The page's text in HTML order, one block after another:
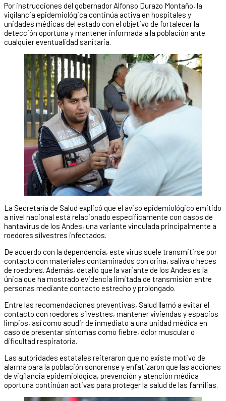
Por instrucciones del gobernador Alfonso Durazo Montaño, la
vigilancia epidemiológica continúa activa en hospitales y
unidades médicas del estado con el objetivo de fortalecer la
detección oportuna y mantener informada a la población ante
cualquier eventualidad sanitaria.
La Secretaría de Salud explicó que el aviso epidemiológico emitido
a nivel nacional está relacionado específicamente con casos de
hantavirus de los Andes, una variante vinculada principalmente a
roedores silvestres infectados.
De acuerdo con la dependencia, este virus suele transmitirse por
contacto con materiales contaminados con orina, saliva o heces
de roedores. Además, detalló que la variante de los Andes es la
única que ha mostrado evidencia limitada de transmisión entre
personas mediante contacto estrecho y prolongado.
Entre las recomendaciones preventivas, Salud llamó a evitar el
contacto con roedores silvestres, mantener viviendas y espacios
limpios, así como acudir de inmediato a una unidad médica en
caso de presentar síntomas como fiebre, dolor muscular o
dificultad respiratoria.
Las autoridades estatales reiteraron que no existe motivo de
alarma para la población sonorense y enfatizaron que las acciones
de vigilancia epidemiológica, prevención y atención médica
oportuna continúan activas para proteger la salud de las familias.